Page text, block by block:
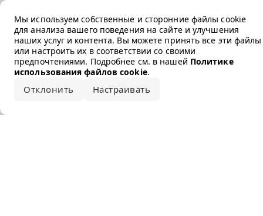
Мы используем собственные и сторонние файлы cookie
для анализа вашего поведения на сайте и улучшения
наших услуг и контента. Вы можете принять все эти файлы
или настроить их в соответствии со своими
предпочтениями. Подробнее см. в нашей Политике
использования файлов cookie.
Отклонить Настраивать
Error loading the brand